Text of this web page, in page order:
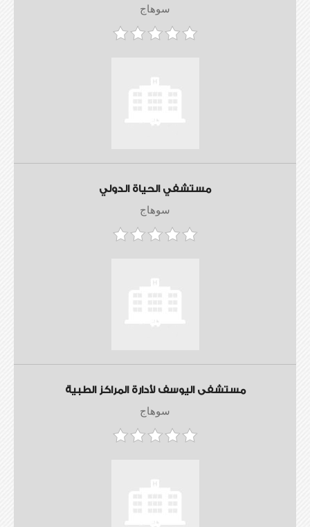
سوهاج
مستشفي الحياة الدولي
سوهاج
مستشفى اليوسف لأدارة المراكز الطبية
سوهاج